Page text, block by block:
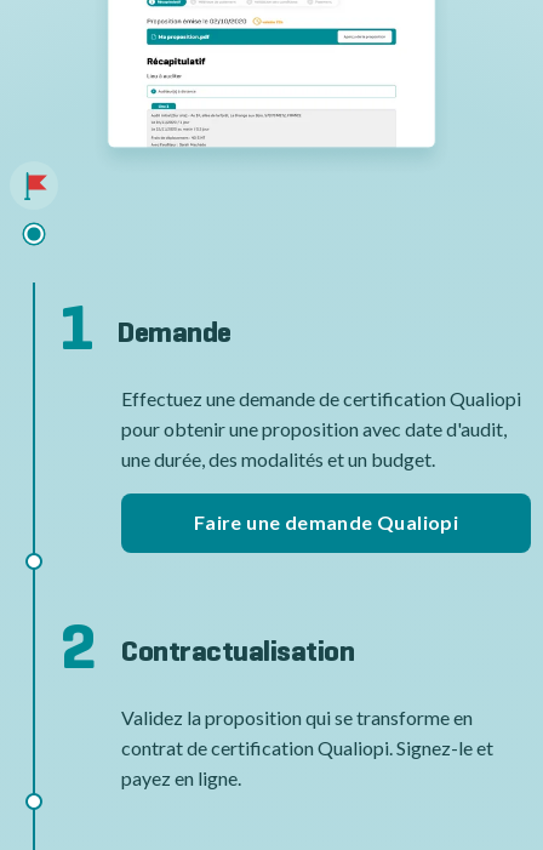
1 Demande
Effectuez une demande de certification Qualiopi
pour obtenir une proposition avec date d'audit,
une durée, des modalités et un budget.
Faire une demande Qualiopi
2 Contractualisation
Validez la proposition qui se transforme en
contrat de certification Qualiopi. Signez-le et
payez en ligne.